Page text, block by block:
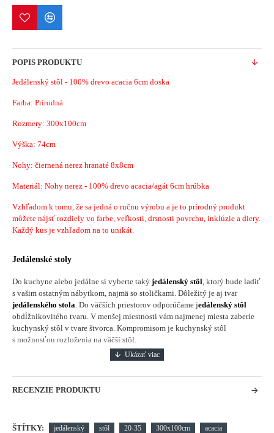
POPIS PRODUKTU
Jedálenský stôl - 100% drevo acacia 6cm doska
Farba: Prírodná
Rozmery: 300x100cm
Výška: 74cm
Nohy: čiernená nerez hranaté 8x8cm
Materiál: Nohy nerez - 100% drevo acacia/agát 6cm hrúbka
Vzhľadom k tomu, že sa jedná o ručnu výrobu a je to prírodný produkt
môžete nájsť rozdiely vo farbe, veľkosti, drsnosti povrchu, inklúzie a diery.
Každý kus je vzhľadom na to unikát.
Jedálenské stoly
Do kuchyne alebo jedálne si vyberte taký jedálenský stôl, ktorý bude ladiť
s vašim ostatným nábytkom, najmä so stoličkami. Dôležitý je aj tvar
jedálenského stola. Do väčších priestorov odporúčame jedálenský stôl
obdĺžnikovitého tvaru. V menšej miestnosti vám najmenej miesta zaberie
kuchynský stôl v tvare štvorca. Kompromisom je kuchynský stôl
s možnosťou rozloženia na väčší stôl.
RECENZIE PRODUKTU
ŠTÍTKY: jedálenský stôl 20-35 300x100cm
acacia